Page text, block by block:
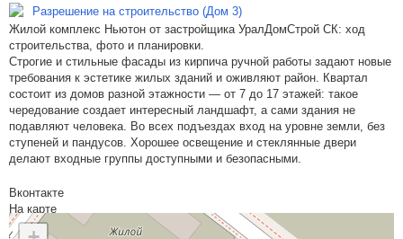
Разрешение на строительство (Дом 3)
Жилой комплекс Ньютон от застройщика УралДомСтрой СК: ход
строительства, фото и планировки.
Строгие и стильные фасады из кирпича ручной работы задают новые
требования к эстетике жилых зданий и оживляют район. Квартал
состоит из домов разной этажности — от 7 до 17 этажей: такое
чередование создает интересный ландшафт, а сами здания не
подавляют человека. Во всех подъездах вход на уровне земли, без
ступеней и пандусов. Хорошее освещение и стеклянные двери
делают входные группы доступными и безопасными.
Вконтакте
На карте